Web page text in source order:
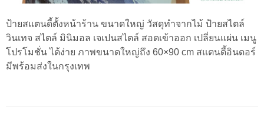
ป้ายสแตนดี้ตั้งหน้าร้าน ขนาดใหญ่ วัสดุทำจากไม้ ป้ายสไตล์
วินเทจ สไตล์ มินิมอล เจเปนสไตล์ สอดเข้าออก เปลี่ยนแผ่น เมนู
โปรโมชั่น ได้ง่าย ภาพขนาดใหญ่ถึง 60×90 cm สแตนดี้อินดอร์
มีพร้อมส่งในกรุงเทพ